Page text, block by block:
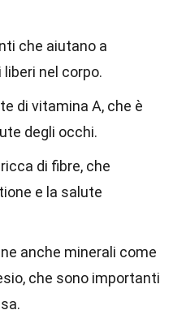
che aiutano a
nel corpo.
di vitamina A, che è
degli occhi.
di fibre, che
e la salute
anche minerali come
che sono importanti